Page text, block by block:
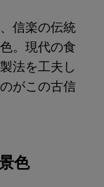
信楽の伝統
。現代の食
法を工夫し
がこの古信
色